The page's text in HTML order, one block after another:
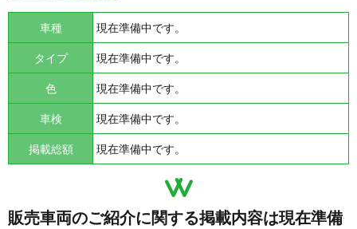
車種 現在準備中です。
タイプ 現在準備中です。
色 現在準備中です。
車検 現在準備中です。
掲載総額 現在準備中です。
販売車両のご紹介に関する掲載内容は現在準備